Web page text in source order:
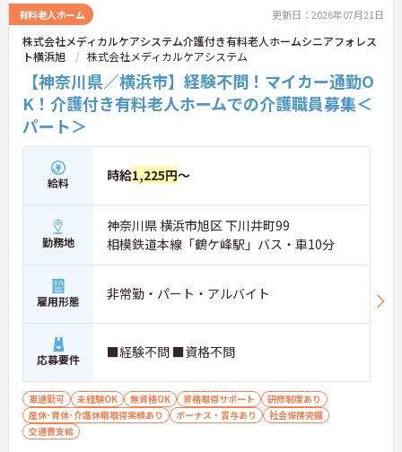
ネジメントやリーダーシップを学べる独自の研修プ
ログラムも充実しています。日勤のみの無理のない
シフトで働きながら、さらなるスキルアップと長期
的なキャリアアップを目指せる、非常に魅力的な職
場環境です。
★おすすめPOINT★
【ICT機器の積極的な導入で、身体的負担を抑えなが
ら働けます】
し、効率的な見守りと円滑な情報共有を実現してい
ます
・無駄な業務が削減されることで心身のゆとりが生
まれ、ご入居者様お一人おひとりに寄り添ったケア
ができます
【実務者研修の無料受講制度など、専門性を高めら
れる環境です】
・働きながら実務者研修を無料で受講できるなど、
・マネジメントやリーダーシップを学ぶ研修も充実
しており、将来のリーダー候補として成長していけ
ます
【安定基盤のもと、長期的に活躍できます】
・横浜型地域貢献企業にも認定された信頼ある法人
有料老人ホーム 更新日：2026年07月21日
株式会社メディカルケアシステム介護付き有料老人ホームシニアフォレス
ト横浜旭
株式会社メディカルケアシステム
【神奈川県／横浜市】経験不問！マイカー通勤O
K！介護付き有料老人ホームでの介護職員募集＜
パート＞
給料 時給1,225円～
勤務地
神奈川県 横浜市旭区 下川井町99
相模鉄道本線「鶴ケ峰駅」バス・車10分
雇用形態 非常勤・パート・アルバイト
応募要件 ■経験不問 ■資格不問
車通勤可 未経験OK 無資格OK 資格取得サポート
研修制度あり
産休･育休･介護休暇取得実績あり
ボーナス・賞与あり
社会保険完備
交通費支給